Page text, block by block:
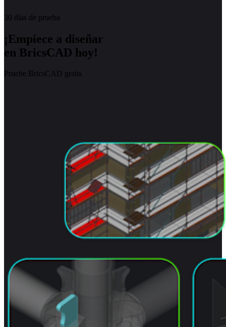
30 días de prueba
¡Empiece a diseñar
en BricsCAD hoy!
Pruebe BricsCAD gratis